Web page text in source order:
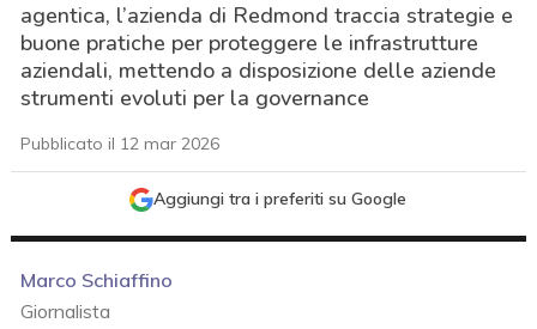
agentica, l’azienda di Redmond traccia strategie e
buone pratiche per proteggere le infrastrutture
aziendali, mettendo a disposizione delle aziende
strumenti evoluti per la governance
Pubblicato il 12 mar 2026
Aggiungi tra i preferiti su Google
Marco Schiaffino
Giornalista